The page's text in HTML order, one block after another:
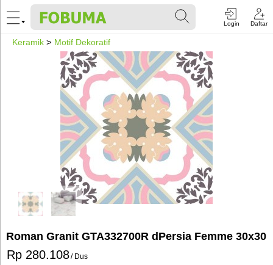
Login Daftar
Keramik > Motif Dekoratif
Roman Granit GTA332700R dPersia Femme 30x30
Rp 280.108/ Dus